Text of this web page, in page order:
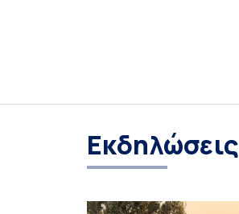
Εκδηλώσεις